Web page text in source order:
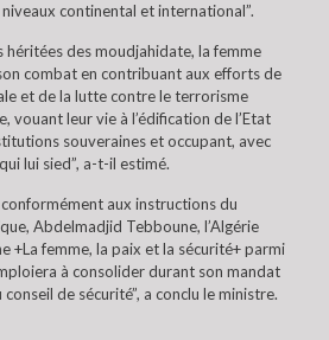
continental et international”.
héritées des moudjahidate, la femme
combat en contribuant aux efforts de
et de la lutte contre le terrorisme
vouant leur vie à l’édification de l’Etat
souveraines et occupant, avec
lui sied”, a-t-il estimé.
aux instructions du
Abdelmadjid Tebboune, l’Algérie
+La femme, la paix et la sécurité+ parmi
à consolider durant son mandat
de sécurité”, a conclu le ministre.